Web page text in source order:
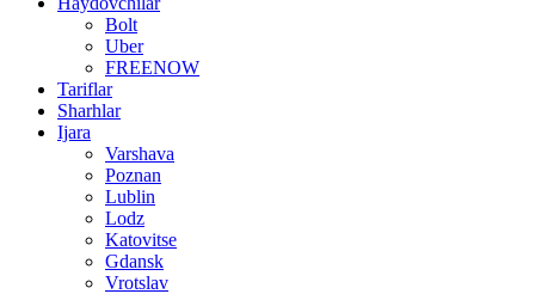
Bolt
Uber
FREENOW
Tariflar
Sharhlar
Ijara
Varshava
Poznan
Lublin
Lodz
Katovitse
Gdansk
Vrotslav